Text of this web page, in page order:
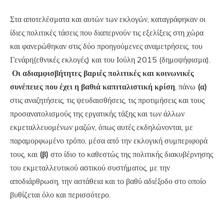
Στα αποτελέσματα και αυτών των εκλογών, καταγράφηκαν οι
ίδιες πολιτικές τάσεις που διαπερνούν τις εξελίξεις στη χώρα
και φανερώθηκαν στις δύο προηγούμενες αναμετρήσεις, του
Γενάρη(εθνικές εκλογές) και του Ιούλη 2015 (δημοψήφισμα).
Οι αδιαμφισβήτητες βαριές πολιτικές και κοινωνικές
συνέπειες που έχει η βαθιά καπιταλιστική κρίση , πάνω (α)
στις αναζητήσεις, τις ψευδαισθήσεις, τις προτιμήσεις και τους
προσανατολισμούς της εργατικής τάξης και των άλλων
εκμεταλλευομένων μαζών, όπως αυτές εκδηλώνονται, με
παραμορφωμένο τρόπο, μέσα από την εκλογική συμπεριφορά
τους, και (β) στο ίδιο το καθεστώς της πολιτικής διακυβέρνησης
του εκμεταλλευτικού αστικού συστήματος, με την
αποδιάρθρωση, την αστάθεια και το βαθύ αδιέξοδο στο οποίο
βυθίζεται όλο και περισσότερο.